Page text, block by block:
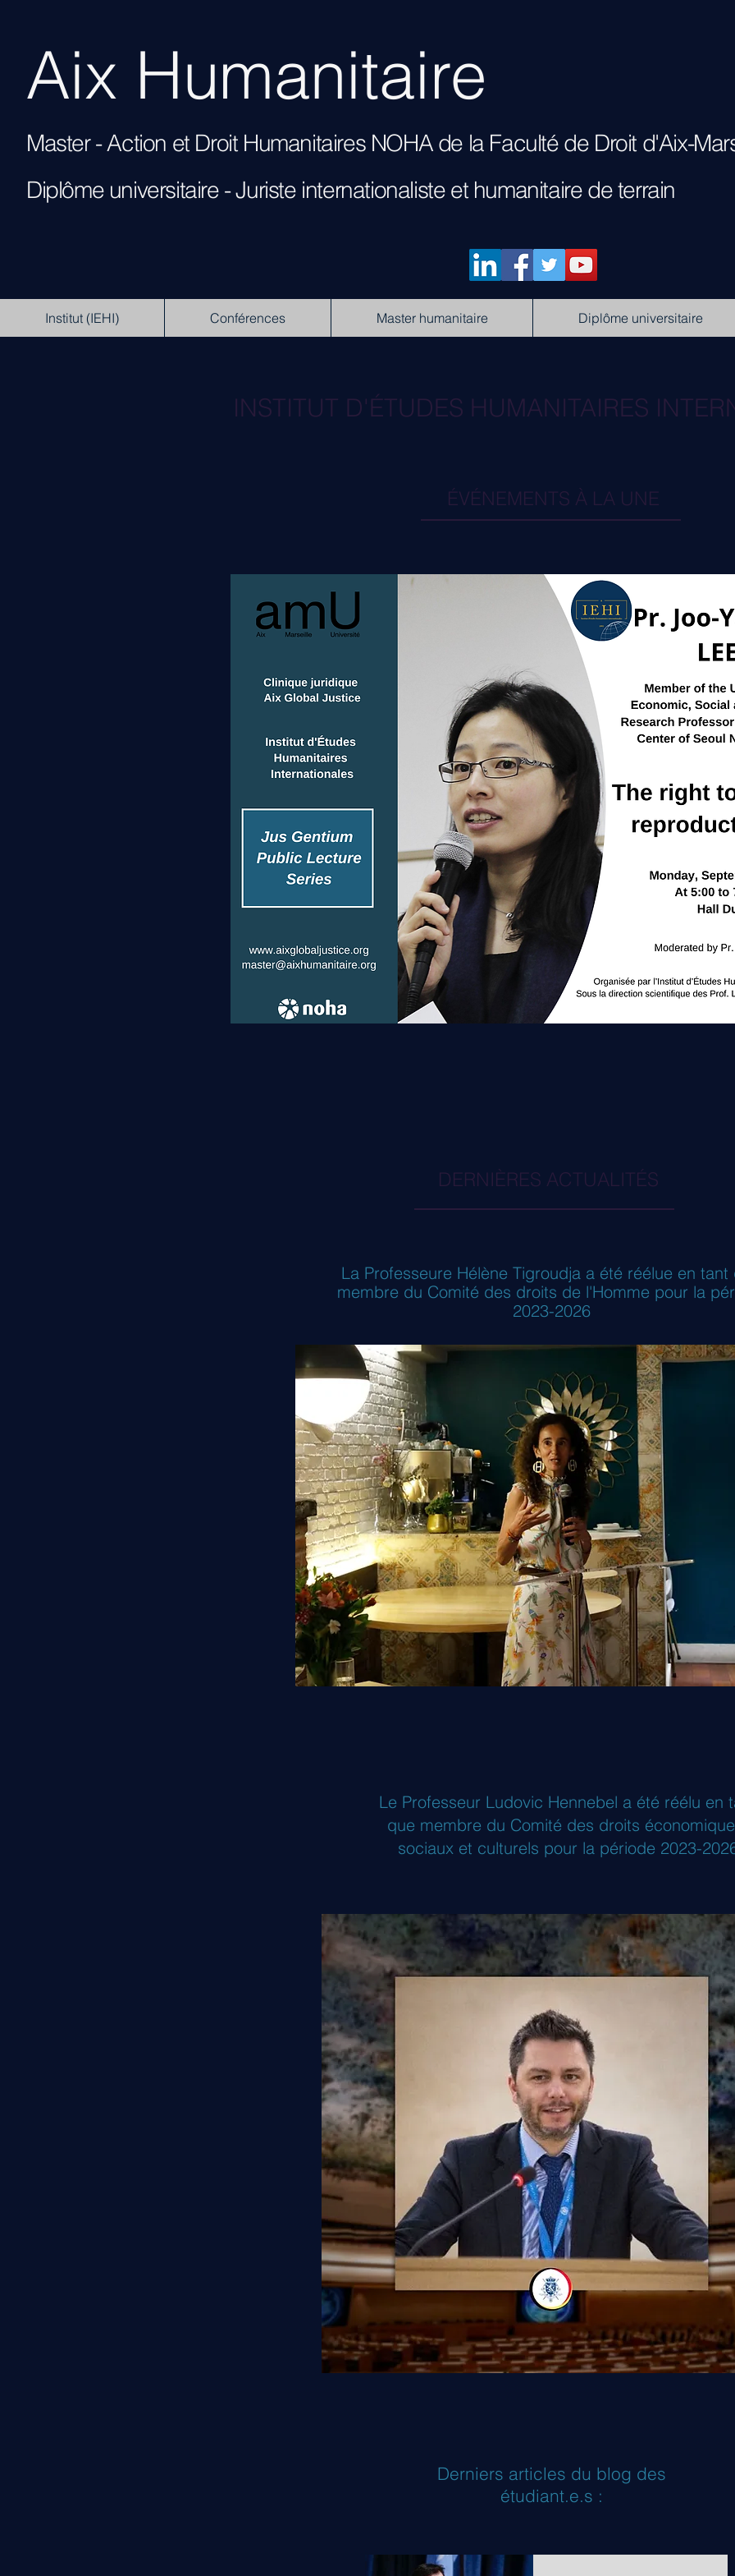
Aix Humanitaire
Master - Action et Droit Humanitaires NOHA de la Faculté de Droit d'Aix-
Diplôme universitaire -Juriste internationaliste et humanitaire de terrain
Institut (IEHI) Conférences Master humanitaire Diplôme universitaire
INSTITUT D'ÉTUDES HUMANITAIRES
ÉVÉNEMENTS À LA UNE
DERNIÈRES ACTUALITÉS
La Professeure Hélène Tigroudja a été réélue en tant
membre du Comité des droits de l'Homme pour la
2023-2026
Le Professeur Ludovic Hennebel a été réélu en
que membre du Comité des droits
sociaux et culturels pour la période 2023-
Derniers articles du blog des
étudiant.e.s :